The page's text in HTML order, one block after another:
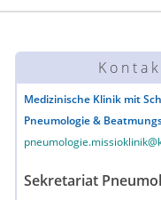
Medizinische Klinik mit
Pneumologie &
Sekretariat